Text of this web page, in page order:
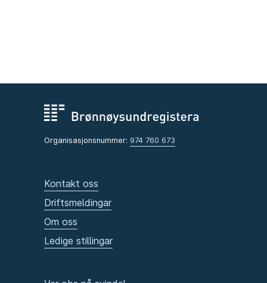
Organisasjonsnummer: 974 760 673
Kontakt oss
Driftsmeldingar
Om oss
Ledige stillingar